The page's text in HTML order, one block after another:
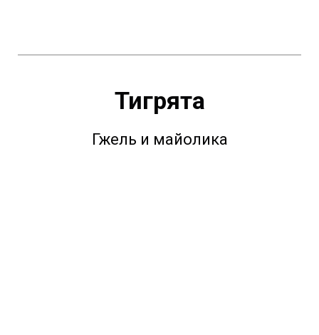
Тигрята
Гжель и майолика